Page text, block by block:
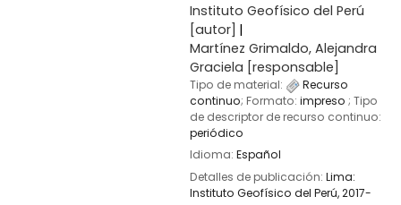
Instituto Geofísico del Perú
[autor]
Martínez Grimaldo, Alejandra
Graciela [responsable]
Tipo de material:
Recurso
continuo; Formato: impreso ; Tipo
de descriptor de recurso continuo:
periódico
Idioma: Español
Detalles de publicación: Lima:
Instituto Geofísico del Perú,2017-